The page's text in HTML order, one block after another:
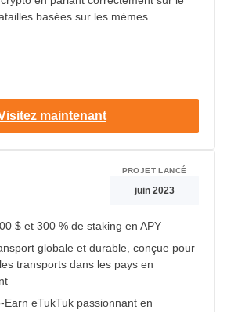
basées sur les mèmes
maintenant
$ et 300 % de staking en APY
globale et durable, conçue pour
transports dans les pays en
Earn eTukTuk passionnant en
PROJET LANCÉ
juin 2023